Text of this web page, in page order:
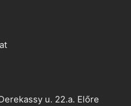
u. 22.a. Előre